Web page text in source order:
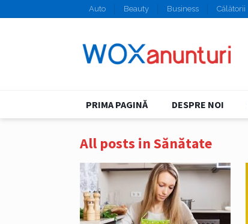
Auto Beauty Business Călătorii
PRIMA PAGINĂ DESPRE NOI
All posts in Sănătate